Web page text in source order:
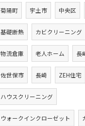
菊陽町 宇土市 中央区
基礎断熱 カビクリーニング
物流倉庫 老人ホーム 長
佐世保市 長崎 ZEH住宅
ハウスクリーニング
ウォークインクローゼット